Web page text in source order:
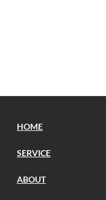
HOME
SERVICE
ABOUT